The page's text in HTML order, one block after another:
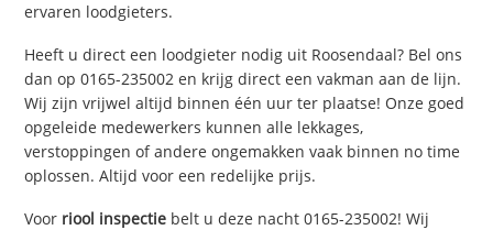
ervaren loodgieters.
Heeft u direct een loodgieter nodig uit Roosendaal? Bel ons
dan op 0165-235002 en krijg direct een vakman aan de lijn.
Wij zijn vrijwel altijd binnen één uur ter plaatse! Onze goed
opgeleide medewerkers kunnen alle lekkages,
verstoppingen of andere ongemakken vaak binnen no time
oplossen. Altijd voor een redelijke prijs.
Voor riool inspectie belt u deze nacht 0165-235002! Wij